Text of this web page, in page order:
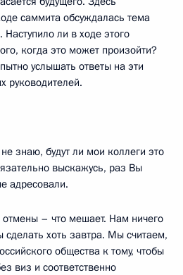
саммита обсуждалась тема
ли в ходе этого
когда это может произойти?
услышать ответы на эти
руководителей.
знаю, будут ли мои коллеги это
выскажусь, раз Вы
адресовали.
отмены – что мешает. Нам ничего
хоть завтра. Мы считаем,
общества к тому, чтобы
виз и соответственно